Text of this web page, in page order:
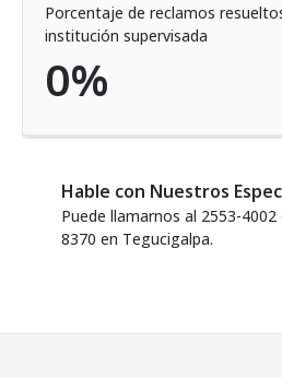
Porcentaje de reclamos
institución supervisada
0%
Hable con Nuestros
Puede llamarnos al 2553-4002
8370 en Tegucigalpa.